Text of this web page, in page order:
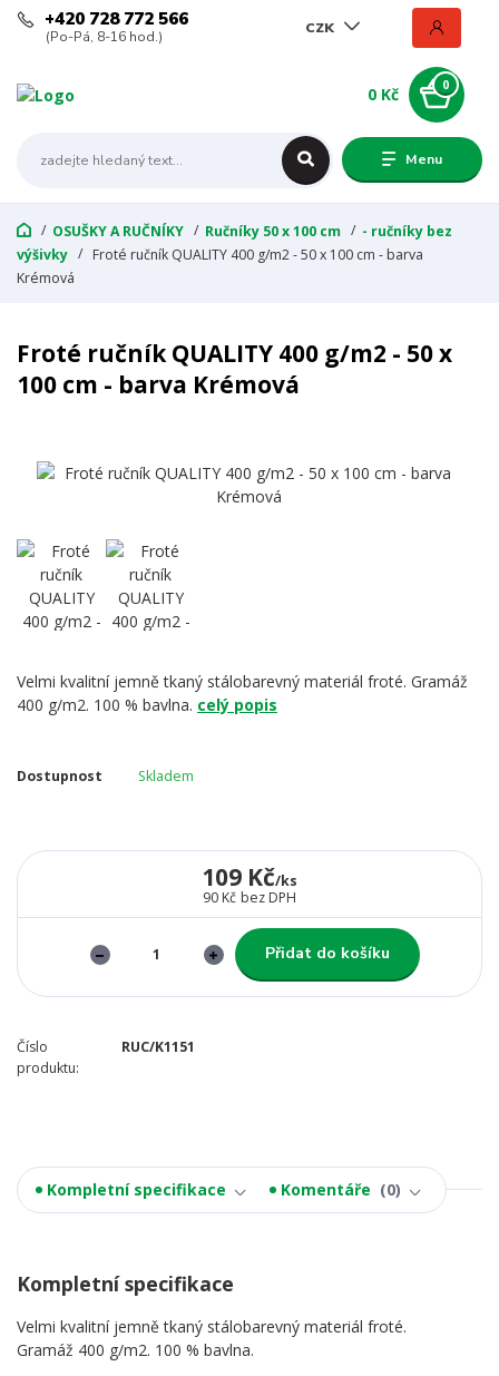
Menu
CZK
+420 728 772 566
(Po-Pá, 8-16 hod.)
0
0 Kč
OSUŠKY A RUČNÍKY Ručníky 50 x 100 cm
- ručníky bez
výšivky
Froté ručník QUALITY 400 g/m2 - 50 x 100 cm - barva
Krémová
Froté ručník QUALITY 400 g/m2 - 50 x
100 cm - barva Krémová
Velmi kvalitní jemně tkaný stálobarevný materiál froté. Gramáž
400 g/m2. 100 % bavlna. celý popis
Dostupnost Skladem
109 Kč/ks
90 Kč bez DPH
Přidat do košíku
Číslo
produktu:
RUC/K1151
Kompletní specifikace Komentáře 0
Kompletní specifikace
Velmi kvalitní jemně tkaný stálobarevný materiál froté.
Gramáž 400 g/m2. 100 % bavlna.